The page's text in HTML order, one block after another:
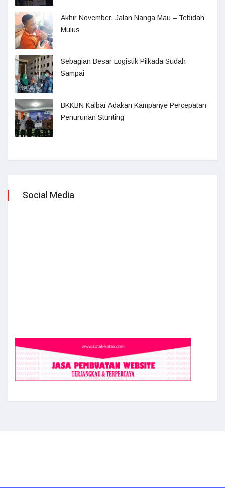
Akhir November, Jalan Nanga Mau – Tebidah
Mulus
Sebagian Besar Logistik Pilkada Sudah
Sampai
BKKBN Kalbar Adakan Kampanye Percepatan
Penurunan Stunting
Social Media